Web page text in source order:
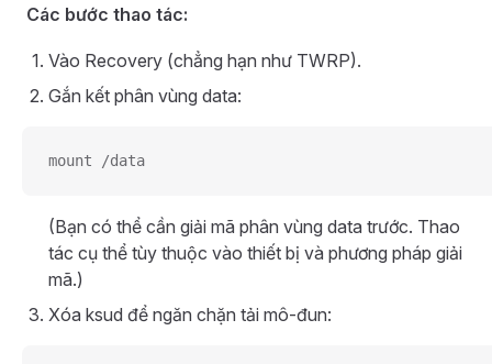
Các bước thao tác:
Vào Recovery (chẳng hạn như TWRP).
Gắn kết phân vùng data:
mount /data
(Bạn có thể cần giải mã phân vùng data trước. Thao
tác cụ thể tùy thuộc vào thiết bị và phương pháp giải
mã.)
Xóa ksud để ngăn chặn tải mô-đun: